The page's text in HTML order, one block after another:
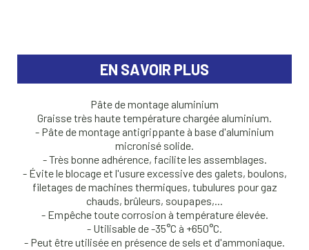
EN SAVOIR PLUS
Pâte de montage aluminium
Graisse très haute température chargée aluminium.
- Pâte de montage antigrippante à base d'aluminium
micronisé solide.
- Très bonne adhérence, facilite les assemblages.
- Évite le blocage et l'usure excessive des galets, boulons,
filetages de machines thermiques, tubulures pour gaz
chauds, brûleurs, soupapes,...
- Empêche toute corrosion à température élevée.
- Utilisable de -35°C à +650°C.
- Peut être utilisée en présence de sels et d'ammoniaque.